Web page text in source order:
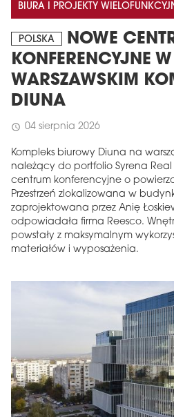
BIURA I PROJEKTY
POLSKA
NOWE
KONFERENCYJNE W
WARSZAWSKIM
DIUNA
schedule 04 sierpnia 2026
Kompleks biurowy Diuna na
należący do portfolio Syrena Real
centrum konferencyjne o
Przestrzeń zlokalizowana w
zaprojektowana przez Anię
odpowiadała firma Reesco.
powstały z maksymalnym
materiałów i wyposażenia.